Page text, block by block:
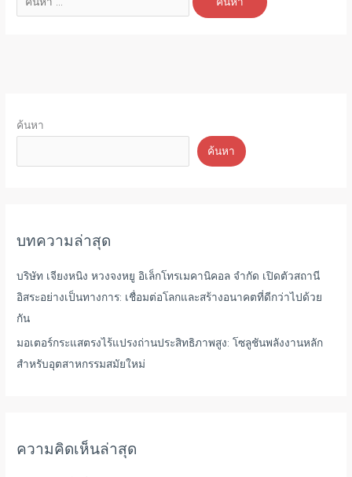
ค้นหา
ค้นหา
บทความล่าสุด
บริษัท เจียงหนิง หวงจงหยู อิเล็กโทรเมคานิคอล จำกัด เปิดตัวสถานี
อิสระอย่างเป็นทางการ: เชื่อมต่อโลกและสร้างอนาคตที่ดีกว่าไปด้วย
กัน
มอเตอร์กระแสตรงไร้แปรงถ่านประสิทธิภาพสูง: โซลูชันพลังงานหลัก
สำหรับอุตสาหกรรมสมัยใหม่
ความคิดเห็นล่าสุด